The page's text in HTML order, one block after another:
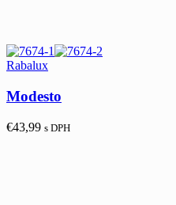
Rabalux
Modesto
€43,99 s DPH